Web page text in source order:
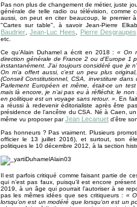
Pas non plus de changement de métier, juste
générale de telle radio ou télévision, comme
aussi, on peut en citer beaucoup, le premier
"Cartes sur table", à savoir Jean-Pierre
Baudrier ,Jean-Luc Hees Pierre Desgraupes
etc.
Ce qu’Alain Duhamel a écrit en 2018 :« On
direction générale de France 2 ou d’Europe 1
instantanément. J’ai toujours considéré que je
On m’a offert aussi, c’est un peu plus
(Conseil Constitutionnel, CSA, investiture
Parlement Européen et même, était-ce un
mais là encore, je n’ai pas eu à réfléchir, le
en politique est un voyage sans retour. »
. En
a réussi à redevenir éditorialiste après être
présidence de l’ancêtre du CSA. Né à Caen,
même vu proposer parJean Lecanuet d’être
Pas honneurs ? Pas vraiment. Plusieurs
officier le 13 juillet 2016), et surtout, son
politiques le 10 décembre 2012, à la section
Il est parfois critiqué comme faisant partie de
qui n’est pas faux, puisqu’il est encore
2019, à un âge qui pourrait l’autoriser à se
pas les mêmes idées que ses critiqueurs : «
lorsqu’on est un modéré que lorsqu’on est un